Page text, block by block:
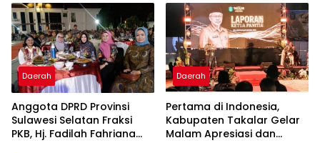
Pelayanan Kesehatan
Berkualitas
2026
Daerah
Anggota DPRD Provinsi
Sulawesi Selatan Fraksi
PKB, Hj. Fadilah Fahriana
Daerah
Pertama di Indonesia,
Kabupaten Takalar Gelar
Malam Apresiasi dan